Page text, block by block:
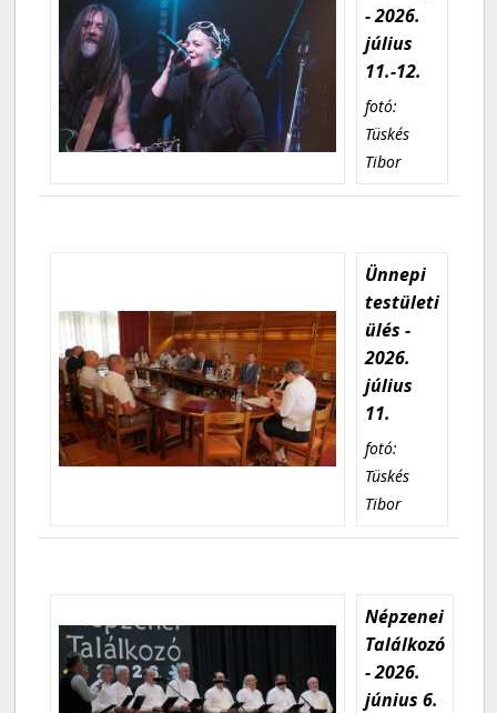
- 2026.
július
11.-12.
fotó:
Tüskés
Tibor
Ünnepi
testületi
ülés -
2026.
július
11.
fotó:
Tüskés
Tibor
Népzenei
Találkozó
- 2026.
június 6.